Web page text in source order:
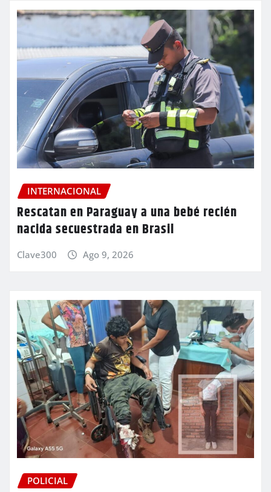
INTERNACIONAL
Rescatan en Paraguay a una bebé recién
nacida secuestrada en Brasil
Clave300 Ago 9, 2026
POLICIAL